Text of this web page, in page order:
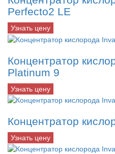
Perfecto2 LE
Узнать цену
Концентратор
Platinum 9
Узнать цену
Концентратор
Узнать цену